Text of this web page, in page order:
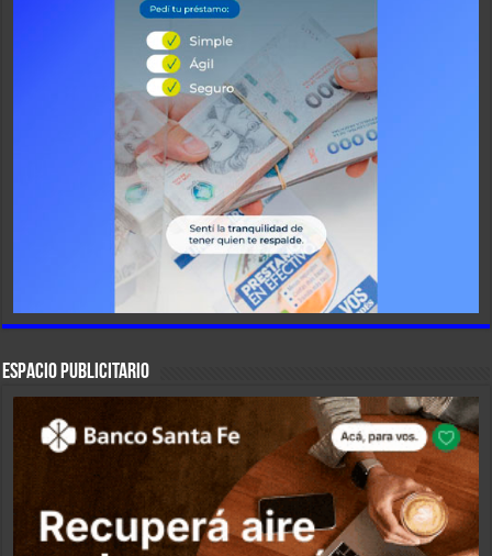
ESPACIO PUBLICITARIO